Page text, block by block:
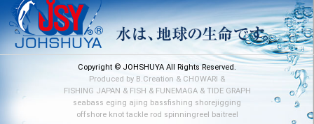
Copyright © JOHSHUYA All Rights Reserved.
Produced by B.Creation & CHOWARI &
FISHING JAPAN & FISH & FUNEMAGA& TIDE GRAPH
seabass eging ajing bassfishing shorejigging
offshore knot tackle rod spinningreel baitreel